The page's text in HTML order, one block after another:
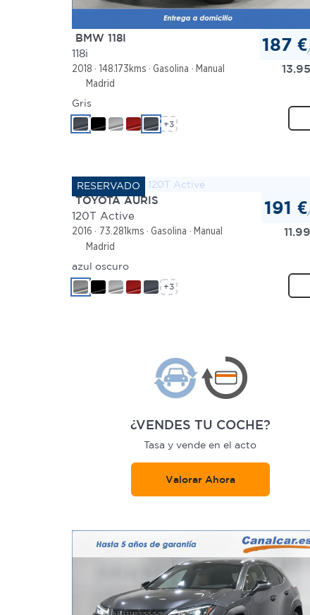
BMW 118I
118i
2018 148.173kms Gasolina
Manual
Madrid
187 €
Gris
+3
TOYOTA AURIS
120T Active
2016 73.281kms Gasolina
Manual
Madrid
191 €
azul oscuro
+3
¿VENDES TU COCHE?
Tasa y vende en el acto
Valorar Ahora